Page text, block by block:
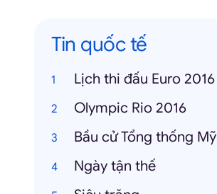
Tin quốc tế
Lịch thi đấu Euro 2016
Olympic Rio 2016
Bầu cử Tổng thống Mỹ
Ngày tận thế